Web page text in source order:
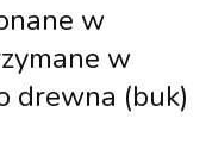
w
w
drewna (buk)